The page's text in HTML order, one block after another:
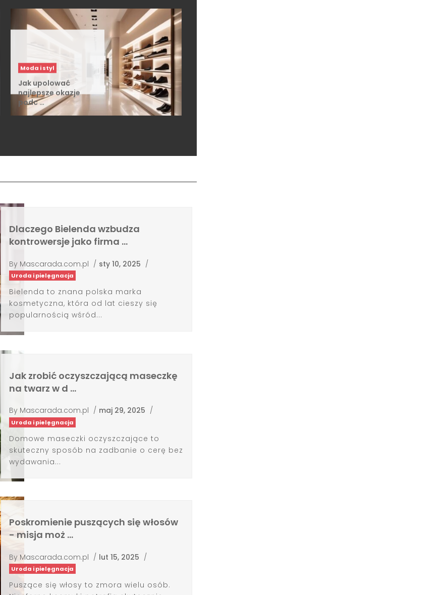
Moda i styl
Jak upolować
najlepsze okazje
podc …
Dlaczego Bielenda wzbudza
kontrowersje jako firma …
By Mascarada.com.pl / sty 10, 2025 /
Uroda i pielęgnacja
Bielenda to znana polska marka
kosmetyczna, która od lat cieszy się
popularnością wśród...
Jak zrobić oczyszczającą maseczkę
na twarz w d …
By Mascarada.com.pl / maj 29, 2025 /
Uroda i pielęgnacja
Domowe maseczki oczyszczające to
skuteczny sposób na zadbanie o cerę bez
wydawania...
Poskromienie puszących się włosów
- misja moż …
By Mascarada.com.pl / lut 15, 2025 /
Uroda i pielęgnacja
Puszące się włosy to zmora wielu osób.